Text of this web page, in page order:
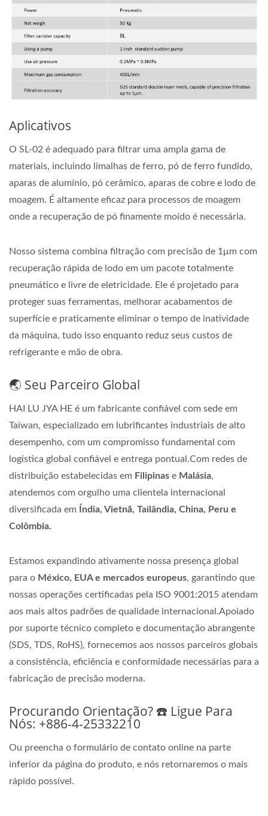
Aplicativos
O SL-02 é adequado para filtrar uma ampla gama de
materiais, incluindo limalhas de ferro, pó de ferro fundido,
aparas de alumínio, pó cerâmico, aparas de cobre e lodo de
moagem. É altamente eficaz para processos de moagem
onde a recuperação de pó finamente moído é necessária.
Nosso sistema combina filtração com precisão de 1μm com
recuperação rápida de lodo em um pacote totalmente
pneumático e livre de eletricidade. Ele é projetado para
proteger suas ferramentas, melhorar acabamentos de
superfície e praticamente eliminar o tempo de inatividade
da máquina, tudo isso enquanto reduz seus custos de
refrigerante e mão de obra.
🌏 Seu Parceiro Global
HAI LU JYA HE é um fabricante confiável com sede em
Taiwan, especializado em lubrificantes industriais de alto
desempenho, com um compromisso fundamental com
logística global confiável e entrega pontual.Com redes de
distribuição estabelecidas em Filipinas e Malásia,
atendemos com orgulho uma clientela internacional
diversificada em
Índia, Vietnã, Tailândia, China, Peru e
Colômbia.
Estamos expandindo ativamente nossa presença global
para o México, EUA e mercados europeus, garantindo que
nossas operações certificadas pela ISO 9001:2015 atendam
aos mais altos padrões de qualidade internacional.Apoiado
por suporte técnico completo e documentação abrangente
(SDS, TDS, RoHS), fornecemos aos nossos parceiros globais
a consistência, eficiência e conformidade necessárias para a
fabricação de precisão moderna.
Procurando Orientação? ☎️ Ligue Para
Nós: +886-4-25332210
Ou preencha o formulário de contato online na parte
inferior da página do produto, e nós retornaremos o mais
rápido possível.